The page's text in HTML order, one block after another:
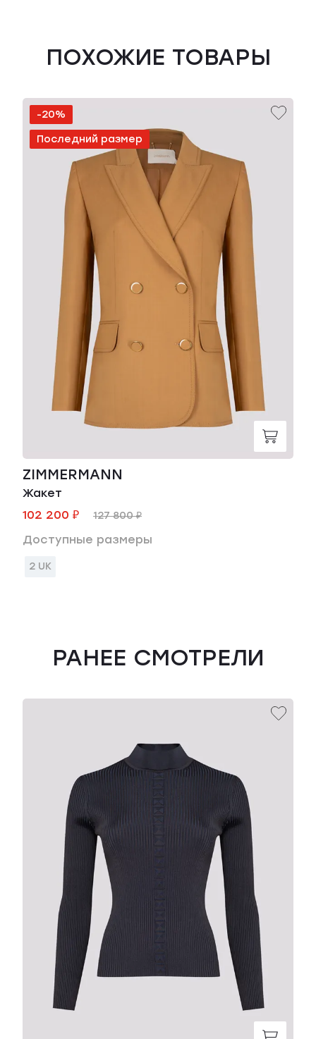
ПОХОЖИЕ ТОВАРЫ
-20%
Последний размер
ZIMMERMANN
Жакет
102 200 ₽
127 800 ₽
Доступные размеры
2 UK
РАНЕЕ СМОТРЕЛИ